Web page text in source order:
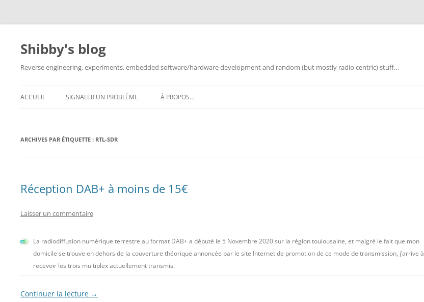
Aller
contenu
Shibby's blog
Reverse engineering, experiments, embedded software/hardware development and random (but mostly radio centric) stuff…
ACCUEIL SIGNALER UN PROBLÈME À PROPOS…
ARCHIVES PAR ÉTIQUETTE : RTL-SDR
Réception DAB+ à moins de 15€
Laisser un commentaire
La radiodiffusion numérique terrestre au format DAB+ a débuté le 5 Novembre 2020 sur la région toulousaine, et malgré le fait que mon
domicile se trouve en dehors de la couverture théorique annoncée par le site Internet de promotion de ce mode de transmission, j’arrive à
recevoir les trois multiplex actuellement transmis.
Continuer la lecture →